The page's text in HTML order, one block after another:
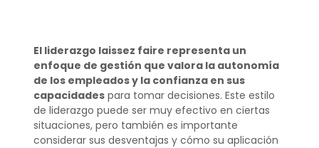
El liderazgo laissez faire representa un
enfoque de gestión que valora la autonomía
de los empleados y la confianza en sus
capacidadespara tomar decisiones. Este estilo
de liderazgo puede ser muy efectivo en ciertas
situaciones, pero también es importante
considerar sus desventajas y cómo su aplicación